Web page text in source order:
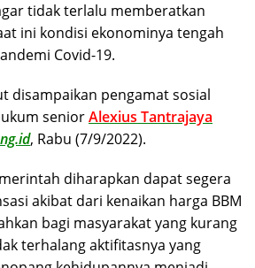
tidak terlalu memberatkan
ini kondisi ekonominya tengah
Covid-19.
disampaikan pengamat sosial
seniorAlexius Tantrajaya
, Rabu (7/9/2022).
diharapkan dapat segera
akibat dari kenaikan harga BBM
bagi masyarakat yang kurang
terhalang aktifitasnya yang